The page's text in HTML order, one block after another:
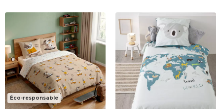
Éco-responsable